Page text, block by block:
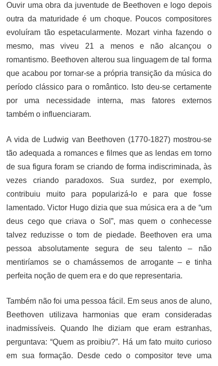
Ouvir uma obra da juventude de Beethoven e logo depois
outra da maturidade é um choque. Poucos compositores
evoluíram tão espetacularmente. Mozart vinha fazendo o
mesmo, mas viveu 21 a menos e não alcançou o
romantismo. Beethoven alterou sua linguagem de tal forma
que acabou por tornar-se a própria transição da música do
período clássico para o romântico. Isto deu-se certamente
por uma necessidade interna, mas fatores externos
também o influenciaram.
A vida de Ludwig van Beethoven (1770-1827) mostrou-se
tão adequada a romances e filmes que as lendas em torno
de sua figura foram se criando de forma indiscriminada, às
vezes criando paradoxos. Sua surdez, por exemplo,
contribuiu muito para popularizá-lo e para que fosse
lamentado. Victor Hugo dizia que sua música era a de “um
deus cego que criava o Sol”, mas quem o conhecesse
talvez reduzisse o tom de piedade. Beethoven era uma
pessoa absolutamente segura de seu talento – não
mentiríamos se o chamássemos de arrogante – e tinha
perfeita noção de quem era e do que representaria.
Também não foi uma pessoa fácil. Em seus anos de aluno,
Beethoven utilizava harmonias que eram consideradas
inadmissíveis. Quando lhe diziam que eram estranhas,
perguntava: “Quem as proibiu?”. Há um fato muito curioso
em sua formação. Desde cedo o compositor teve uma